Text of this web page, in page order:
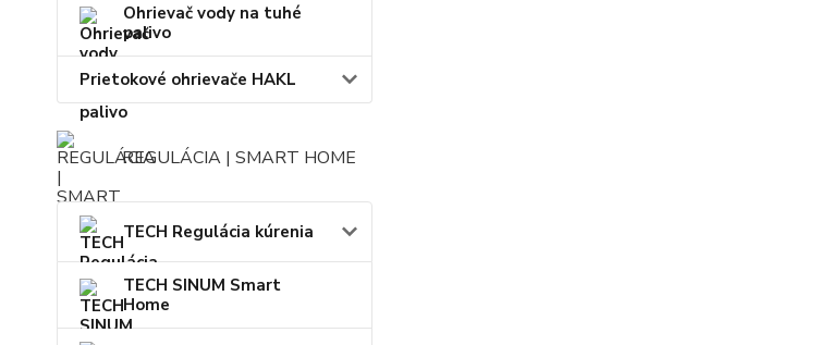
Ohrievač vody na tuhé
palivo
Prietokové ohrievače HAKL
REGULÁCIA | SMART HOME
TECH Regulácia kúrenia
TECH SINUM Smart
Home